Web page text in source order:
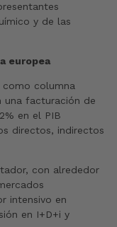
y de las
europea
como columna
una facturación de
en el PIB
directos, indirectos
con alrededor
intensivo en
en I+D+i y